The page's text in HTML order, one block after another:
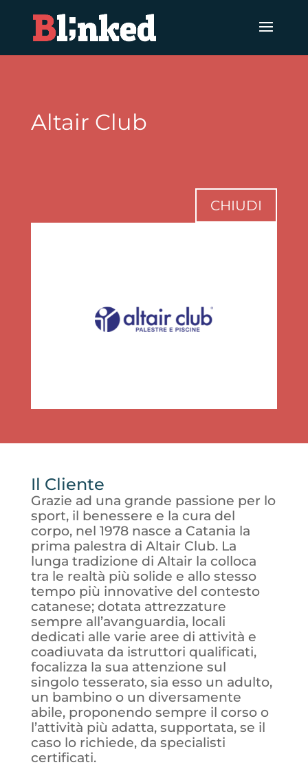
Altair Club
CHIUDI
Il Cliente
Grazie ad una grande passione per lo
sport, il benessere e la cura del
corpo, nel 1978 nasce a Catania la
prima palestra di Altair Club. La
lunga tradizione di Altair la colloca
tra le realtà più solide e allo stesso
tempo più innovative del contesto
catanese; dotata attrezzature
sempre all’avanguardia, locali
dedicati alle varie aree di attività e
coadiuvata da istruttori qualificati,
focalizza la sua attenzione sul
singolo tesserato, sia esso un adulto,
un bambino o un diversamente
abile, proponendo sempre il corso o
l’attività più adatta, supportata, se il
caso lo richiede, da specialisti
certificati.